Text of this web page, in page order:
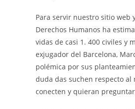
Para servir nuestro sitio web
Derechos Humanos ha
vidas de casi 1. 400 civiles y
exjugador del Barcelona,
polémica por sus
duda das suchen respecto
conecten y quieran